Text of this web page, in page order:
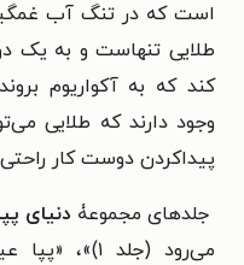
است که در تنگ آب
طلایی تنهاست و به یک
کند که به آکواریوم
وجود دارند که طلایی
پیداکردن دوست کار
جلدهای مجموعۀ دنیای